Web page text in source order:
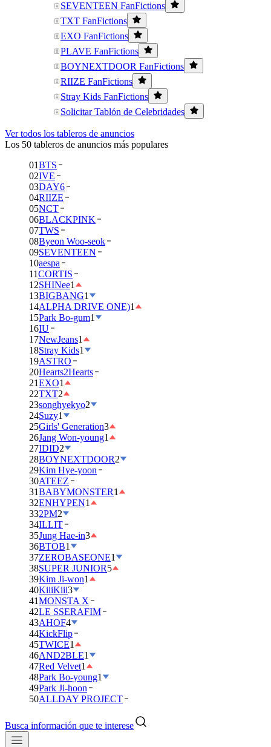
SEVENTEEN FanFictions
TXT FanFictions
EXO FanFictions
PLAVE FanFictions
BOYNEXTDOOR FanFictions
RIIZE FanFictions
Stray Kids FanFictions
Solicitar Tablón de Celebridades
Ver todos los tableros de anuncios
Los 50 tableros de anuncios más populares
01BTS
02IVE
03DAY6
04RIIZE
05NCT
06BLACKPINK
07TWS
08Byeon Woo-seok
09SEVENTEEN
10aespa
11CORTIS
12SHINee1
13BIGBANG1
14ALPHA DRIVE ONE)1
15Park Bo-gum1
16IU
17NewJeans1
18Stray Kids1
19ASTRO
20Hearts2Hearts
21EXO1
22TXT2
23songhyekyo2
24Suzy1
25Girls' Generation3
26Jang Won-young1
27IDID2
28BOYNEXTDOOR2
29Kim Hye-yoon
30ATEEZ
31BABYMONSTER1
32ENHYPEN1
332PM2
34ILLIT
35Jung Hae-in3
36BTOB1
37ZEROBASEONE1
38SUPER JUNIOR5
39Kim Ji-won1
40KiiiKiii3
41MONSTA X
42LE SSERAFIM
43AHOF4
44KickFlip
45TWICE1
46AND2BLE1
47Red Velvet1
48Park Bo-young1
49Park Ji-hoon
50ALLDAY PROJECT
Busca información que te interese